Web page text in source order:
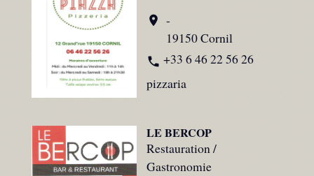
location_on -
19150 Cornil
phone +33 6 46 22 56 26
pizzaria
LE BERCOP
Restauration /
Gastronomie